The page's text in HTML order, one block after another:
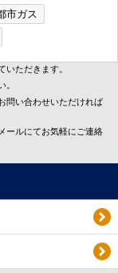
市ガス
いただきます。
。
問い合わせいただければ
ールにてお気軽にご連絡